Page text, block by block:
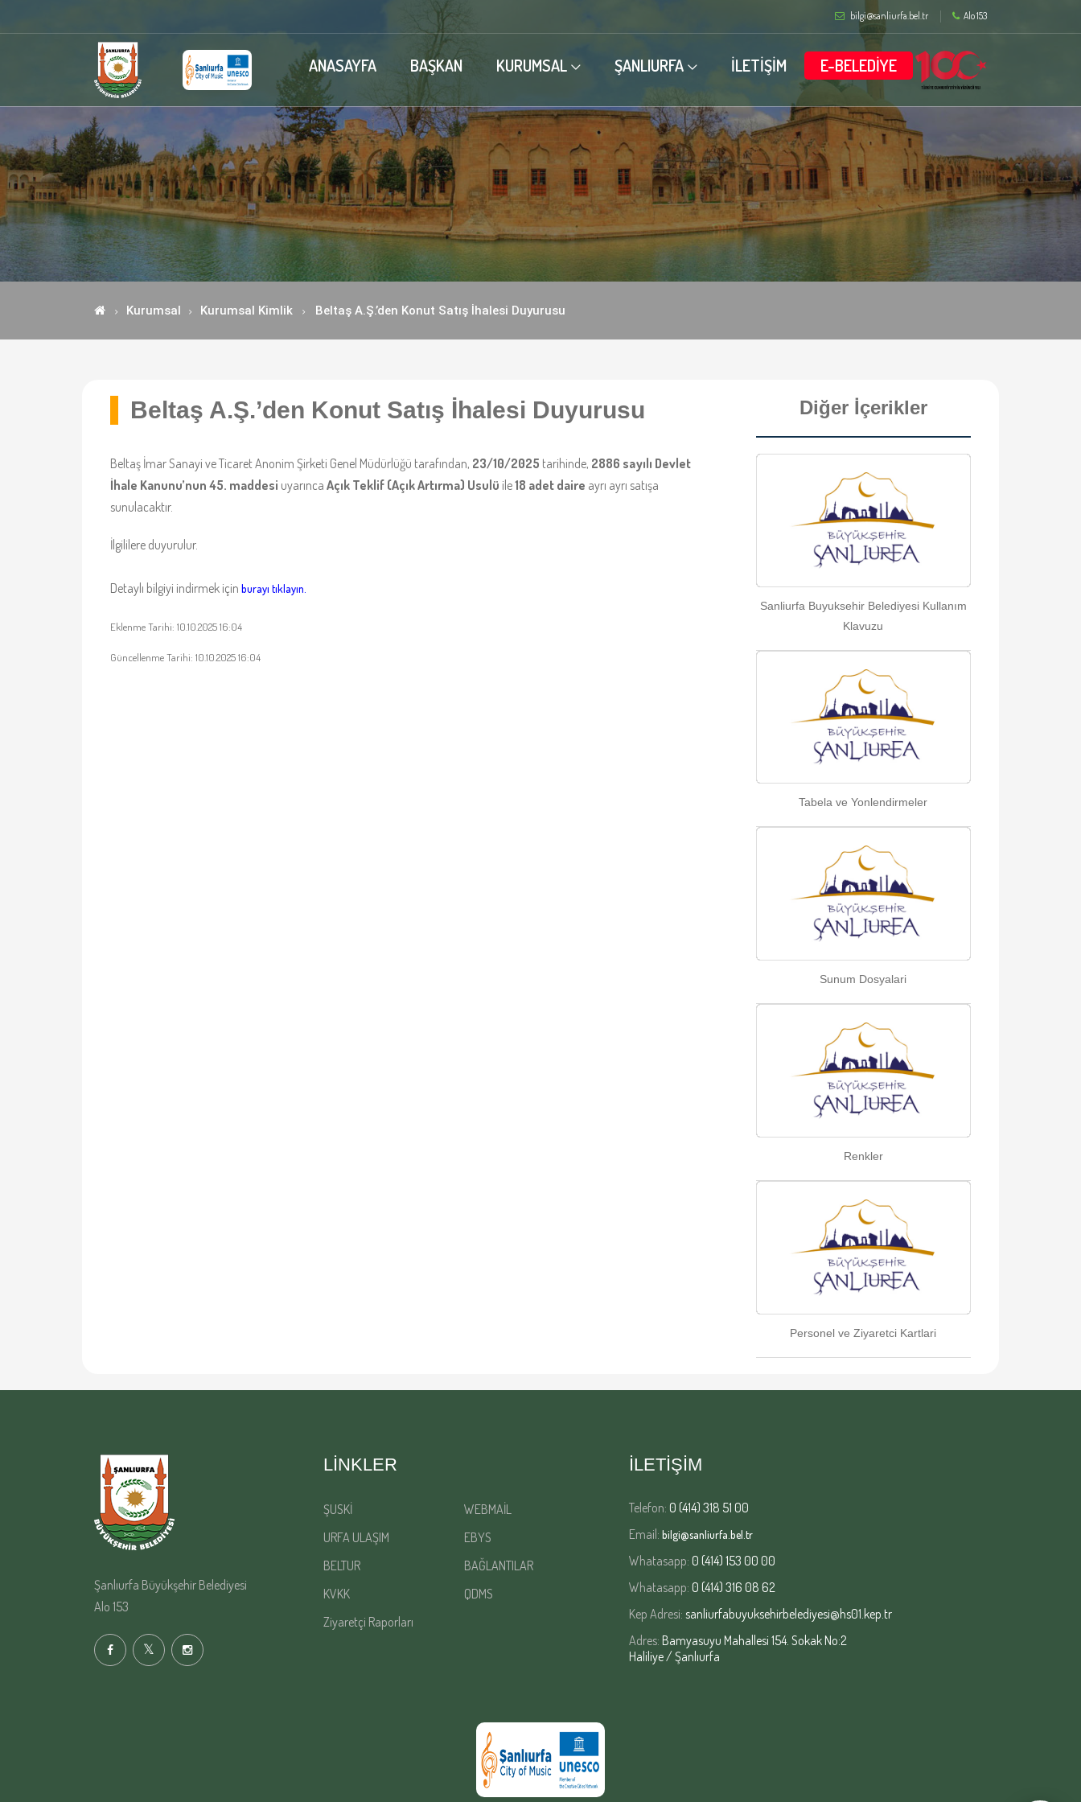
bilgi@sanliurfa.bel.tr Alo 153
ANASAYFA BAŞKAN KURUMSAL ŞANLIURFA İLETİŞİM E-BELEDİYE
Kurumsal Kurumsal Kimlik Beltaş A.Ş.’den Konut Satış İhalesi Duyurusu
Beltaş A.Ş.’den Konut Satış İhalesi Duyurusu
Beltaş İmar Sanayi ve Ticaret Anonim Şirketi Genel Müdürlüğü tarafından, 23/10/2025 tarihinde, 2886 sayılı Devlet
İhale Kanunu’nun 45. maddesi uyarınca Açık Teklif (Açık Artırma) Usulü ile18 adet daire ayrı ayrı satışa
sunulacaktır.
İlgililere duyurulur.
Detaylı bilgiyi indirmek için burayı tıklayın.
Eklenme Tarihi: 10.10.2025 16:04
Güncellenme Tarihi: 10.10.2025 16:04
Diğer İçerikler
Sanliurfa Buyuksehir Belediyesi Kullanım
Klavuzu
Tabela ve Yonlendirmeler
Sunum Dosyalari
Renkler
Personel ve Ziyaretci Kartlari
Şanlıurfa Büyükşehir Belediyesi
Alo 153
LINKLER
ŞUSKİ
WEBMAİL
URFA ULAŞIM
EBYS
BELTUR
BAĞLANTILAR
KVKK
QDMS
Ziyaretçi Raporları
İLETİŞİM
Telefon: 0 (414) 318 51 00
Email: bilgi@sanliurfa.bel.tr
Whatasapp: 0 (414) 153 00 00
Whatasapp: 0 (414) 316 08 62
Kep Adresi: sanliurfabuyuksehirbelediyesi@hs01.kep.tr
Adres: Bamyasuyu Mahallesi 154. Sokak No:2
Haliliye / Şanlıurfa